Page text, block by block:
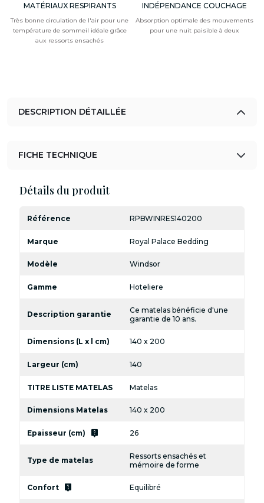
MATÉRIAUX RESPIRANTS
Très bonne circulation de l'air pour une
température de sommeil idéale grâce
aux ressorts ensachés
INDÉPENDANCE COUCHAGE
Absorption optimale des mouvements
pour une nuit paisible à deux
DESCRIPTION DÉTAILLÉE
FICHE TECHNIQUE
Détails du produit
Référence RPBWINRES140200
Marque Royal Palace Bedding
Modèle Windsor
Gamme Hoteliere
Description garantie
Ce matelas bénéficie d'une
garantie de 10 ans.
Dimensions (L x l cm) 140 x 200
Largeur (cm) 140
TITRE LISTE MATELAS Matelas
Dimensions Matelas 140 x 200
Epaisseur (cm) live_help 26
Type de matelas
Ressorts ensachés et
mémoire de forme
Confort live_help Equilibré